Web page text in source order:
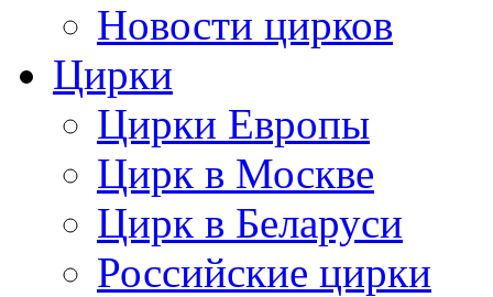
Новости цирков
Цирки
Цирки Европы
Цирк в Москве
Цирк в Беларуси
Российские цирки